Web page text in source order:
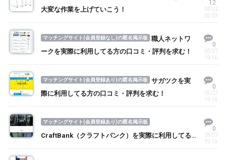
大変な作業を上げていこう！
12
04/22
02:03
マッチングサイト(会員登録なし)の匿名掲示板
職人ネットワ
ークを実際に利用してる方の口コミ・評判を求む！
0
05/27
19:16
マッチングサイト(会員登録あり)の匿名掲示板
サガツクを実
際に利用してる方の口コミ・評判を求む！
0
05/27
19:14
マッチングサイト(会員登録あり)の匿名掲示板
CraftBank（クラフトバンク）を実際に利用してる
0
05/27
19:13